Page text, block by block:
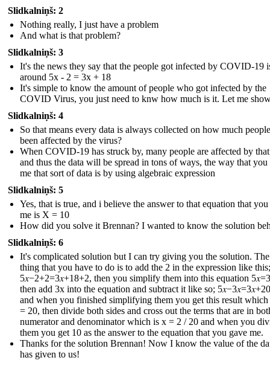
Slidkalniņš: 2
Nothing really, I just have a problem
And what is that problem?
Slidkalniņš: 3
It's the news they say that the people got infected by COVID-19
around 5x - 2 = 3x + 18
It's simple to know the amount of people who got infected by the
COVID Virus, you just need to knw how much is it. Let me
Slidkalniņš: 4
So that means every data is always collected on how much
been affected by the virus?
When COVID-19 has struck by, many people are affected by
and thus the data will be spread in tons of ways, the way that you
me that sort of data is by using algebraic expression
Slidkalniņš: 5
Yes, that is true, and i believe the answer to that equation that you
me is X = 10
How did you solve it Brennan? I wanted to know the solution
Slidkalniņš: 6
It's complicated solution but I can try giving you the solution.
thing that you have to do is to add the 2 in the expression like this;
5𝑥−2+2=3𝑥+18+2 , then you simplify them into this equation
then add 3x into the equation and subtract it like so;
and when you finished simplifying them you get this result which
= 20, then divide both sides and cross out the terms that are in
numerator and denominator which is x = 2 / 20 and when you
them you get 10 as the answer to the equation that you gave me.
Thanks for the solution Brennan! Now I know the value of the
has given to us !